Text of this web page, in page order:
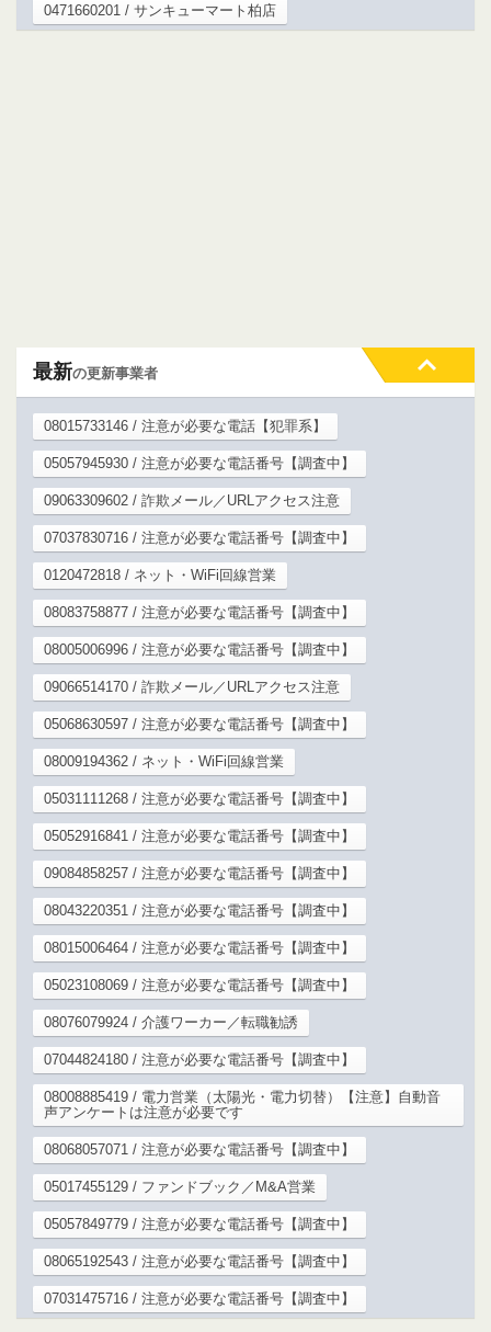
0471660201 / サンキューマート柏店
最新の更新事業者
08015733146 / 注意が必要な電話【犯罪系】
05057945930 / 注意が必要な電話番号【調査中】
09063309602 / 詐欺メール／URLアクセス注意
07037830716 / 注意が必要な電話番号【調査中】
0120472818 / ネット・WiFi回線営業
08083758877 / 注意が必要な電話番号【調査中】
08005006996 / 注意が必要な電話番号【調査中】
09066514170 / 詐欺メール／URLアクセス注意
05068630597 / 注意が必要な電話番号【調査中】
08009194362 / ネット・WiFi回線営業
05031111268 / 注意が必要な電話番号【調査中】
05052916841 / 注意が必要な電話番号【調査中】
09084858257 / 注意が必要な電話番号【調査中】
08043220351 / 注意が必要な電話番号【調査中】
08015006464 / 注意が必要な電話番号【調査中】
05023108069 / 注意が必要な電話番号【調査中】
08076079924 / 介護ワーカー／転職勧誘
07044824180 / 注意が必要な電話番号【調査中】
08008885419 / 電力営業（太陽光・電力切替）【注意】自動音
声アンケートは注意が必要です
08068057071 / 注意が必要な電話番号【調査中】
05017455129 / ファンドブック／M&A営業
05057849779 / 注意が必要な電話番号【調査中】
08065192543 / 注意が必要な電話番号【調査中】
07031475716 / 注意が必要な電話番号【調査中】